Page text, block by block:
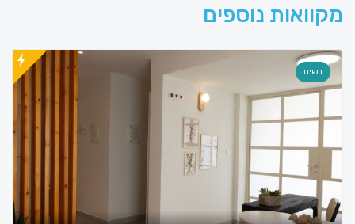
מקוואות נוספים
נשים